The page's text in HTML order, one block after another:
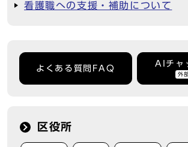
看護職への支援・補助について
よくある質問FAQ
AIチャ
外
区役所